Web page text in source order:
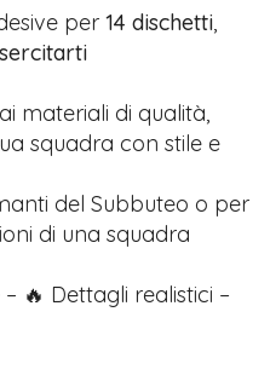
per14 dischetti,
materiali di qualità,
squadra con stile e
del Subbuteo o per
di una squadra
🔥 Dettagli realistici –